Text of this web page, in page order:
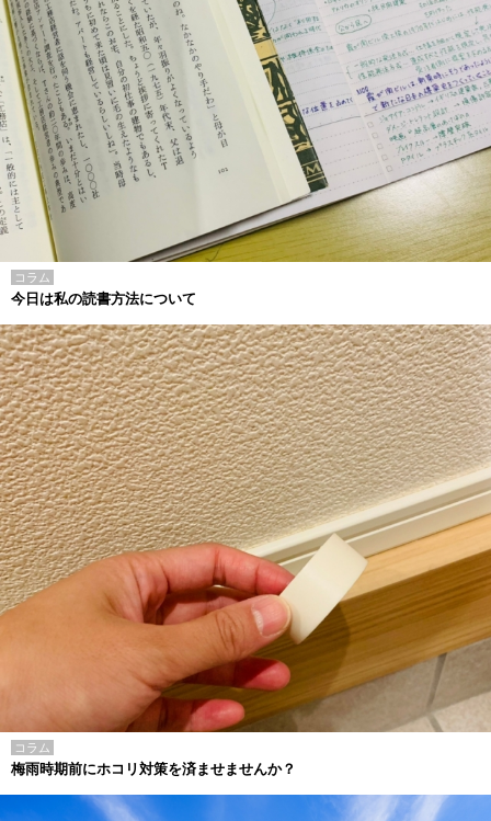
コラム
今日は私の読書方法について
コラム
梅雨時期前にホコリ対策を済ませませんか？